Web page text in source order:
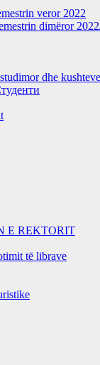
veror 2022
dimëror
dhe
E REKTORIT
të librave